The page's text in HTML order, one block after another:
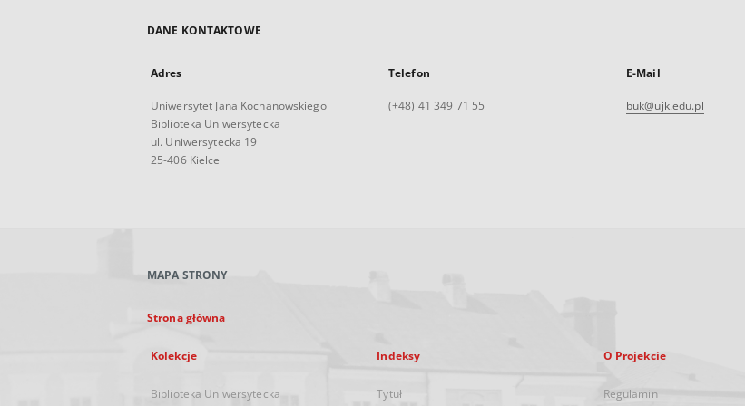
DANE KONTAKTOWE
Adres
Uniwersytet Jana Kochanowskiego
Biblioteka Uniwersytecka
ul. Uniwersytecka 19
25-406 Kielce
Telefon
(+48) 41 349 71 55
E-Mail
buk@ujk.edu.pl
MAPA STRONY
Strona główna
Kolekcje
Biblioteka Uniwersytecka
Indeksy
Tytuł
O Projekcie
Regulamin